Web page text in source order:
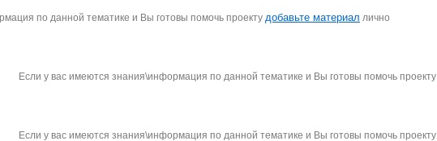
по данной тематике и Вы готовы помочь проекту добавьте материал лично
Если у вас имеются знания\информация по данной тематике и Вы готовы помочь проекту
Если у вас имеются знания\информация по данной тематике и Вы готовы помочь проекту